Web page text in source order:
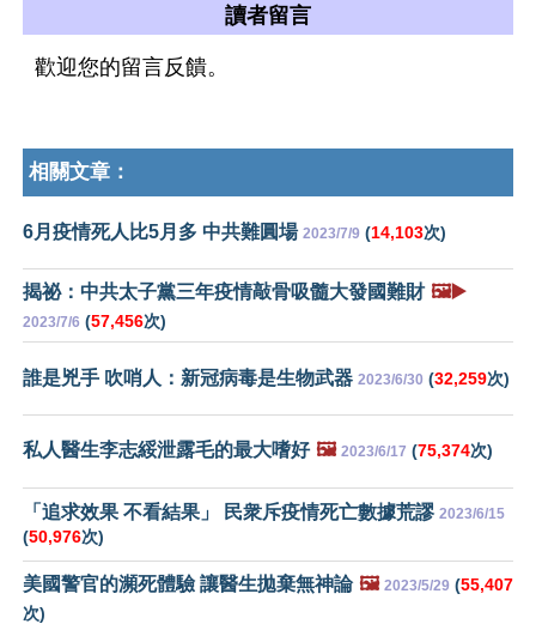
讀者留言
歡迎您的留言反饋。
相關文章：
6月疫情死人比5月多 中共難圓場 2023/7/9 (14,103次)
揭祕：中共太子黨三年疫情敲骨吸髓大發國難財 🖼️▶️
2023/7/6 (57,456次)
誰是兇手 吹哨人：新冠病毒是生物武器 2023/6/30 (32,259次)
私人醫生李志綏泄露毛的最大嗜好 🖼️ 2023/6/17 (75,374次)
「追求效果 不看結果」 民衆斥疫情死亡數據荒謬 2023/6/15
(50,976次)
美國警官的瀕死體驗 讓醫生拋棄無神論 🖼️ 2023/5/29 (55,407
次)